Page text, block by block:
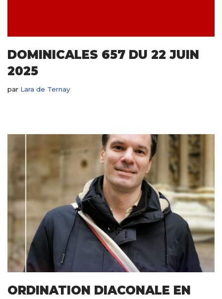
DOMINICALES 657 DU 22 JUIN
2025
par Lara de Ternay
ORDINATION DIACONALE EN